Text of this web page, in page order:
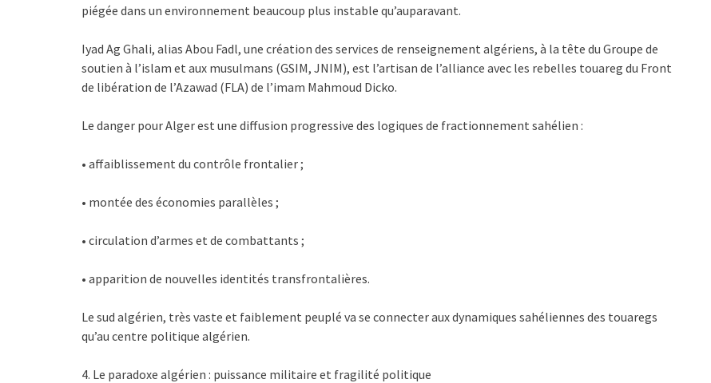
piégée dans un environnement beaucoup plus instable qu’auparavant.
Iyad Ag Ghali, alias Abou Fadl, une création des services de renseignement algériens, à la tête du Groupe de
soutien à l’islam et aux musulmans (GSIM, JNIM), est l’artisan de l’alliance avec les rebelles touareg du Front
de libération de l’Azawad (FLA) de l’imam Mahmoud Dicko.
Le danger pour Alger est une diffusion progressive des logiques de fractionnement sahélien :
• affaiblissement du contrôle frontalier ;
• montée des économies parallèles ;
• circulation d’armes et de combattants ;
• apparition de nouvelles identités transfrontalières.
Le sud algérien, très vaste et faiblement peuplé va se connecter aux dynamiques sahéliennes des touaregs
qu’au centre politique algérien.
4. Le paradoxe algérien : puissance militaire et fragilité politique